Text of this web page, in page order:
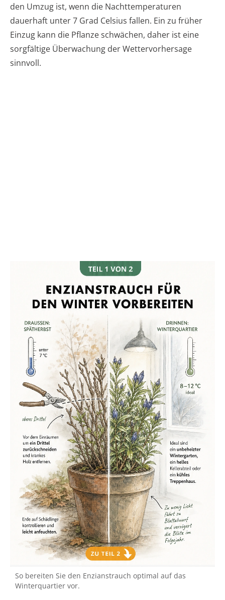
den Umzug ist, wenn die Nachttemperaturen
dauerhaft unter 7 Grad Celsius fallen. Ein zu früher
Einzug kann die Pflanze schwächen, daher ist eine
sorgfältige Überwachung der Wettervorhersage
sinnvoll.
So bereiten Sie den Enzianstrauch optimal auf das
Winterquartier vor.